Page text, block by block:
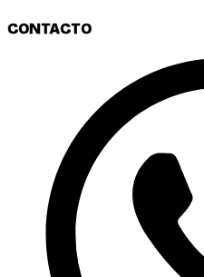
CONTACTO